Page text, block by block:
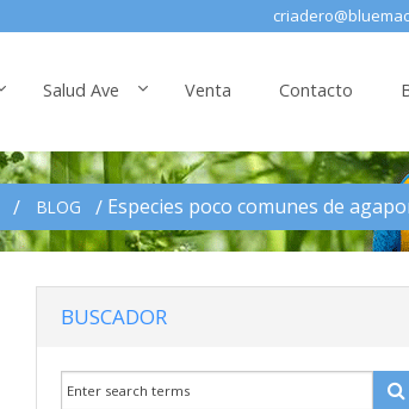
Salud Ave Venta Contacto
BLOG Especies poco comunes de
BUSCADOR